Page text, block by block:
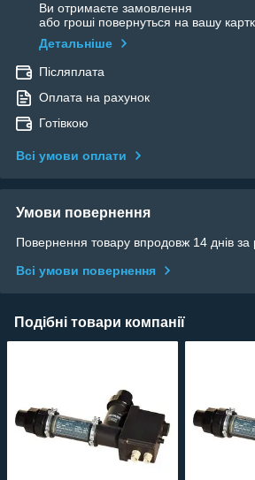
Ви отримаєте замовлення
або гроші повернуться на вашу
Детальніше
Післяплата
Оплата на рахунок
Готівкою
Всі умови оплати
Умови повернення
Повернення товару впродовж 14 днів за
Всі умови повернення
Подібні товари компанії